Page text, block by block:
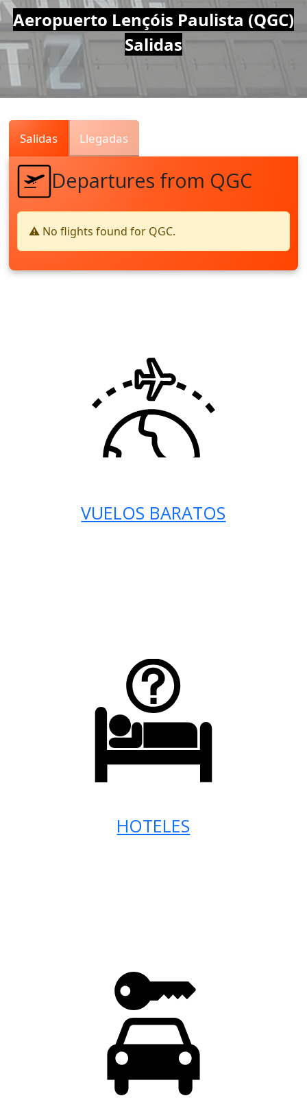
Air
Traffic
Live
Aeropuerto Lençóis Paulista (QGC)
Salidas
Salidas Llegadas
Departures from QGC
⚠️ No flights found for QGC.
VUELOS BARATOS
HOTELES